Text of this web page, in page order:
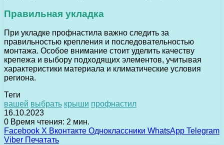
Правильная укладка
При укладке профнастила важно следить за
правильностью крепления и последовательностью
монтажа. Особое внимание стоит уделить качеству
крепежа и выбору подходящих элементов, учитывая
характеристики материала и климатические условия
региона.
Теги
вашей выбрать крыши профнастил
16.10.2023
0 Время чтения: 2 мин.
Facebook X Вконтакте Одноклассники WhatsApp Telegram
Viber Печатать